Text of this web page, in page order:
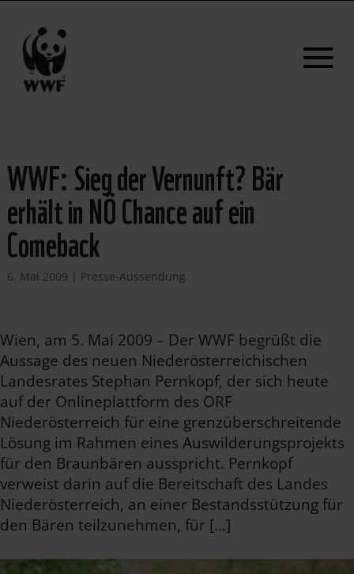
WWF: Sieg der Vernunft? Bär
erhält in NÖ Chance auf ein
Comeback
6. Mai 2009 | Presse-Aussendung
Wien, am 5. Mai 2009 – Der WWF begrüßt die
Aussage des neuen Niederösterreichischen
Landesrates Stephan Pernkopf, der sich heute
auf der Onlineplattform des ORF
Niederösterreich für eine grenzüberschreitende
Lösung im Rahmen eines Auswilderungsprojekts
für den Braunbären ausspricht. Pernkopf
verweist darin auf die Bereitschaft des Landes
Niederösterreich, an einer Bestandsstützung für
den Bären teilzunehmen, für […]